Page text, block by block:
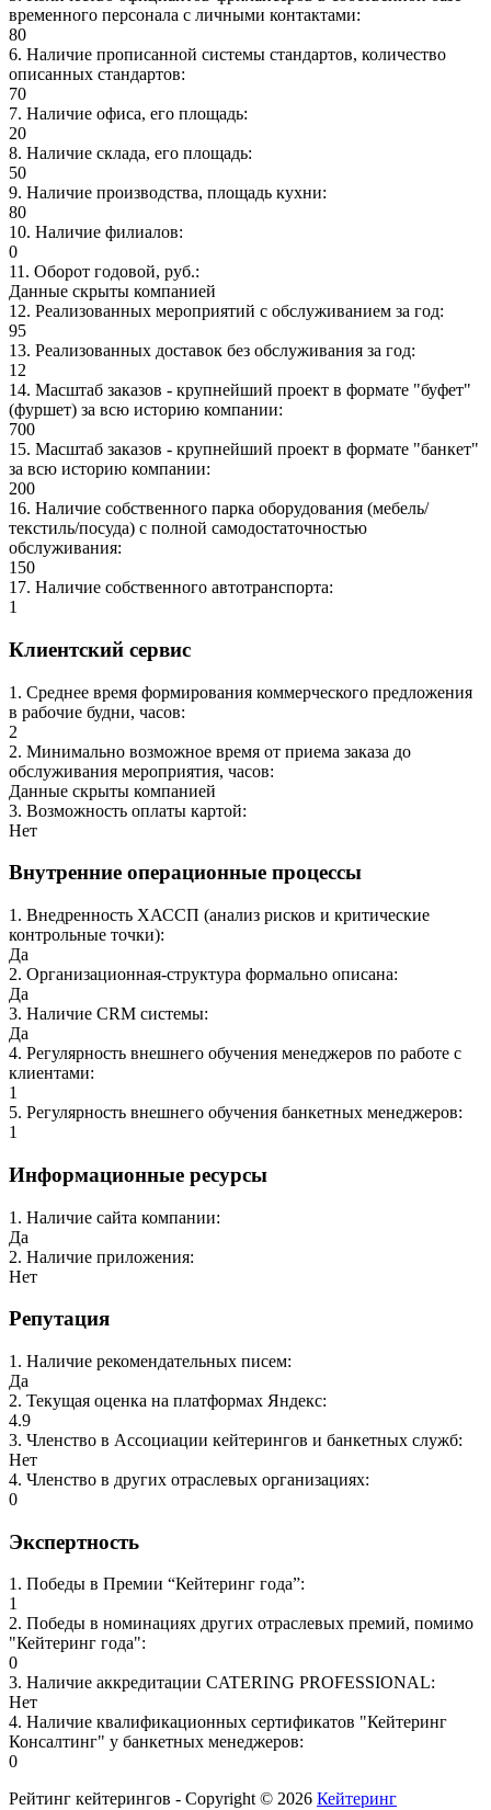
временного персонала с личными контактами:
80
6. Наличие прописанной системы стандартов, количество
описанных стандартов:
70
7. Наличие офиса, его площадь:
20
8. Наличие склада, его площадь:
50
9. Наличие производства, площадь кухни:
80
10. Наличие филиалов:
0
11 . Оборот годовой, руб.:
Данные скрыты компанией
12. Реализованных мероприятий с обслуживанием за год:
95
13. Реализованных доставок без обслуживания за год:
12
14. Масштаб заказов - крупнейший проект в формате "буфет"
(фуршет) за всю историю компании:
700
15. Масштаб заказов - крупнейший проект в формате "банкет"
за всю историю компании:
200
16. Наличие собственного парка оборудования (мебель/
текстиль/посуда) с полной самодостаточностью
обслуживания:
150
17. Наличие собственного автотранспорта:
1
Клиентский сервис
1 . Среднее время формирования коммерческого предложения
в рабочие будни, часов:
2
2. Минимально возможное время от приема заказа до
обслуживания мероприятия, часов:
Данные скрыты компанией
3. Возможность оплаты картой:
Нет
Внутренние операционные процессы
1 . Внедренность ХАССП (анализ рисков и критические
контрольные точки):
Да
2. Организационная-структура формально описана:
Да
3. Наличие CRM системы:
Да
4. Регулярность внешнего обучения менеджеров по работе с
клиентами:
1
5. Регулярность внешнего обучения банкетных менеджеров:
1
Информационные ресурсы
1 . Наличие сайта компании:
Да
2. Наличие приложения:
Нет
Репутация
1 . Наличие рекомендательных писем:
Да
2. Текущая оценка на платформах Яндекс:
4.9
3. Членство в Ассоциации кейтерингов и банкетных служб:
Нет
4. Членство в других отраслевых организациях:
0
Экспертность
1. Победы в Премии “Кейтеринг года”:
1
2. Победы в номинациях других отраслевых премий, помимо
"Кейтеринг года":
0
3. Наличие аккредитации CATERING PROFESSIONAL:
Нет
4. Наличие квалификационных сертификатов "Кейтеринг
Консалтинг" у банкетных менеджеров:
0
Рейтинг кейтерингов - Copyright © 2026 Кейтеринг